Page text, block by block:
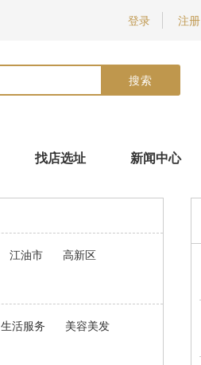
登录 注册
找店选址 新闻中心
江油市
高新区
生活服务
美容美发